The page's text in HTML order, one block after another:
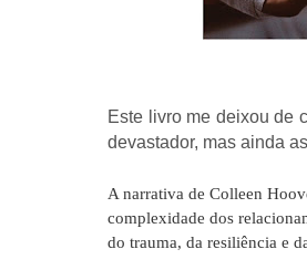
Este livro me deixou de
devastador, mas ainda
A narrativa de Colleen
complexidade dos
do trauma, da resiliência e